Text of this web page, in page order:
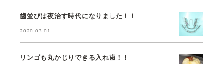
歯並びは夜治す時代になりました！！
2020.03.01
リンゴも丸かじりできる入れ歯！！